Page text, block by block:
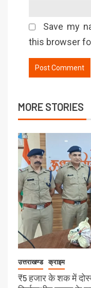
Save my
this browser
MORE STORIES
उत्तराखण्ड क्राइम
₹5 हजार के शक में